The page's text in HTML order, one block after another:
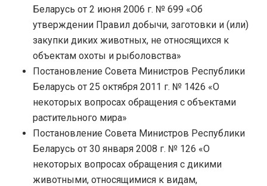
Беларусь от 2 июня 2006 г. № 699 «Об
утверждении Правил добычи, заготовки и (или)
закупки диких животных, не относящихся к
объектам охоты и рыболовства»
Постановление Совета Министров Республики
Беларусь от 25 октября 2011 г. № 1426 «О
некоторых вопросах обращения с объектами
растительного мира»
Постановление Совета Министров Республики
Беларусь от 30 января 2008 г. № 126 «О
некоторых вопросах обращения с дикими
животными, относящимися к видам,